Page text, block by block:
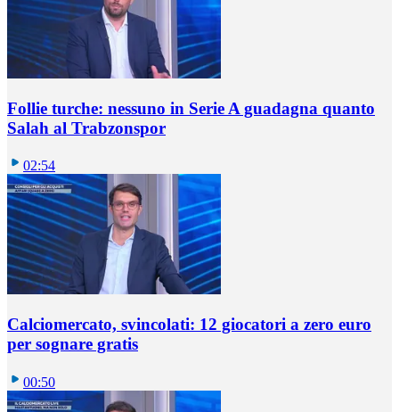
Follie turche: nessuno in Serie A guadagna quanto
Salah al Trabzonspor
02:54
Calciomercato, svincolati: 12 giocatori a zero euro
per sognare gratis
00:50